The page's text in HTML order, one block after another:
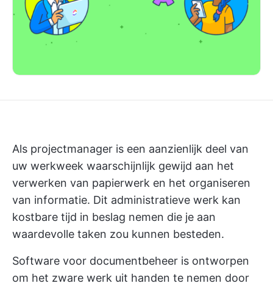
Als projectmanager is een aanzienlijk deel van
uw werkweek waarschijnlijk gewijd aan het
verwerken van papierwerk en het organiseren
van informatie. Dit administratieve werk kan
kostbare tijd in beslag nemen die je aan
waardevolle taken zou kunnen besteden.
Software voor documentbeheer is ontworpen
om het zware werk uit handen te nemen door